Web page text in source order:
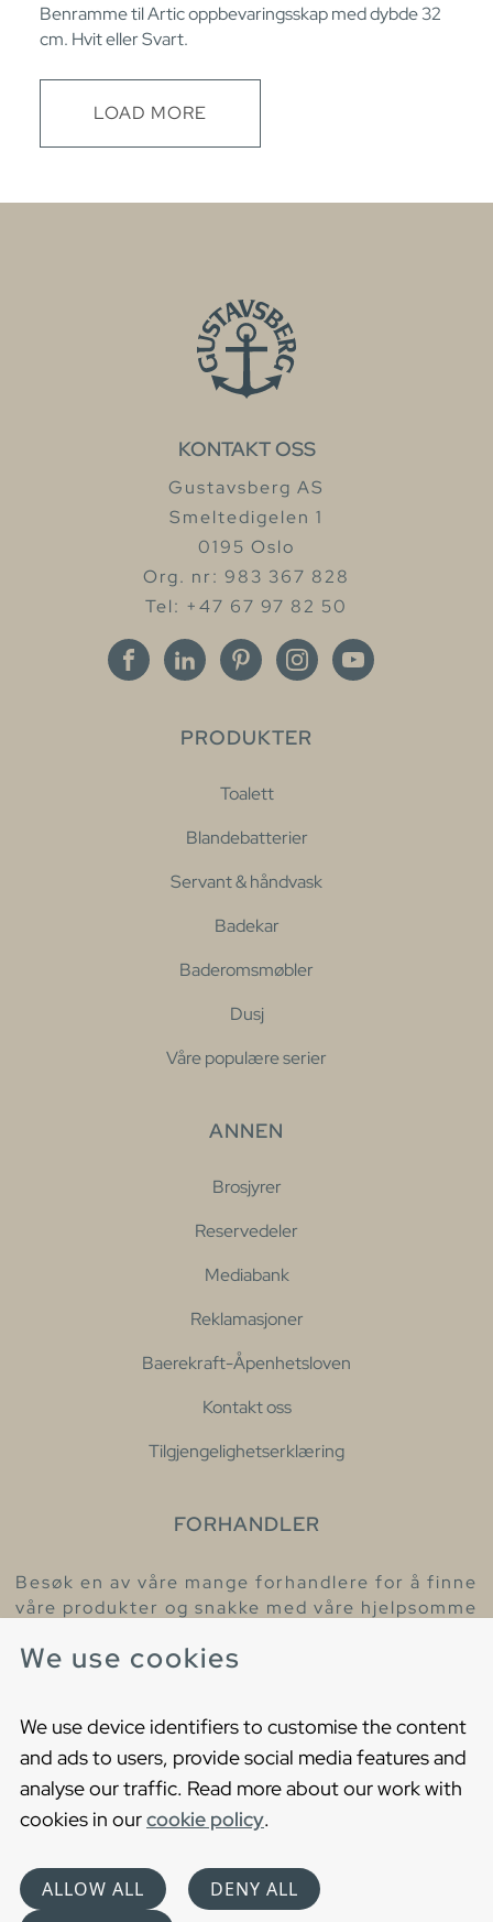
We use cookies
We use device identifiers to customise the content
and ads to users, provide social media features and
analyse our traffic. Read more about our work with
cookies in ourcookie policy.
ALLOW ALL
DENY ALL
Benramme til Artic oppbevaringsskap med dybde 32
cm. Hvit eller Svart.
LOAD MORE
KONTAKT OSS
Gustavsberg AS
Smeltedigelen 1
0195 Oslo
Org. nr: 983 367 828
Tel: +47 67 97 82 50
PRODUKTER
Toalett
Blandebatterier
Servant & håndvask
Badekar
Baderomsmøbler
Dusj
Våre populære serier
ANNEN
Brosjyrer
Reservedeler
Mediabank
Reklamasjoner
Baerekraft-Åpenhetsloven
Kontakt oss
Tilgjengelighetserklæring
FORHANDLER
Besøk en av våre mange forhandlere for å finne
våre produkter og snakke med våre hjelpsomme
Cookies
Privacy statement
Choose language